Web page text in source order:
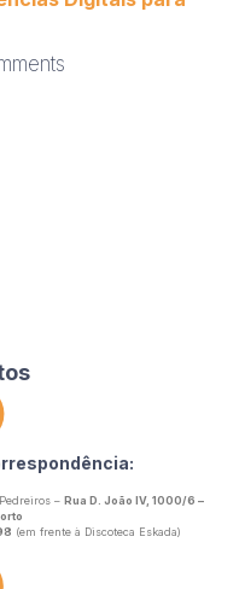
– Rua D. João IV, 1000/6 –
(em frente à Discoteca Eskada)